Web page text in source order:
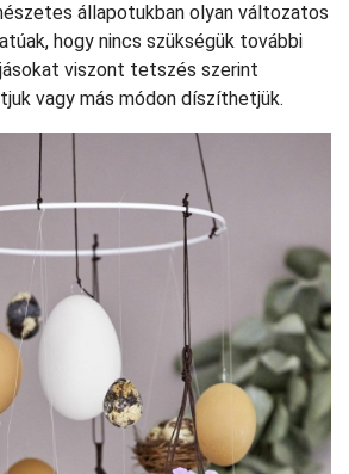
állapotukban olyan változatos
hogy nincs szükségük további
viszont tetszés szerint
vagy más módon díszíthetjük.